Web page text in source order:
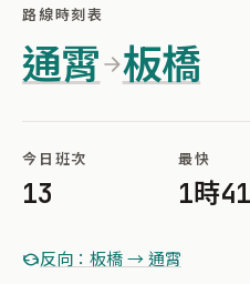
路線時刻表
通霄 板橋
今日班次
13
最快
1時
反向：板橋 → 通霄